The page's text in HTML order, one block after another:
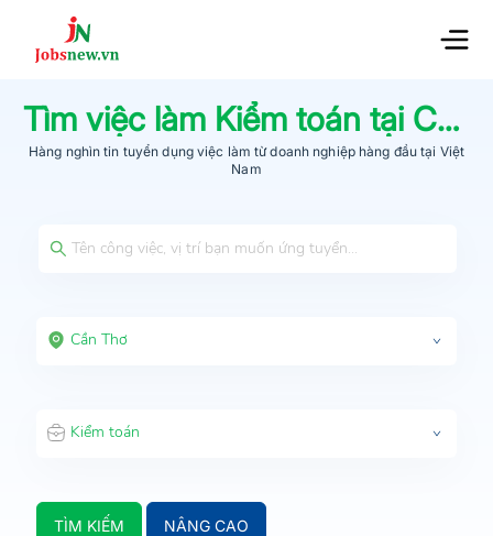
Tìm việc làm Kiểm toán tại Cần Thơ
Hàng nghìn tin tuyển dụng việc làm từdoanh nghiệp hàng đầu tại Việt
Nam
Cần Thơ
Kiểm toán
TÌM KIẾM NÂNG CAO